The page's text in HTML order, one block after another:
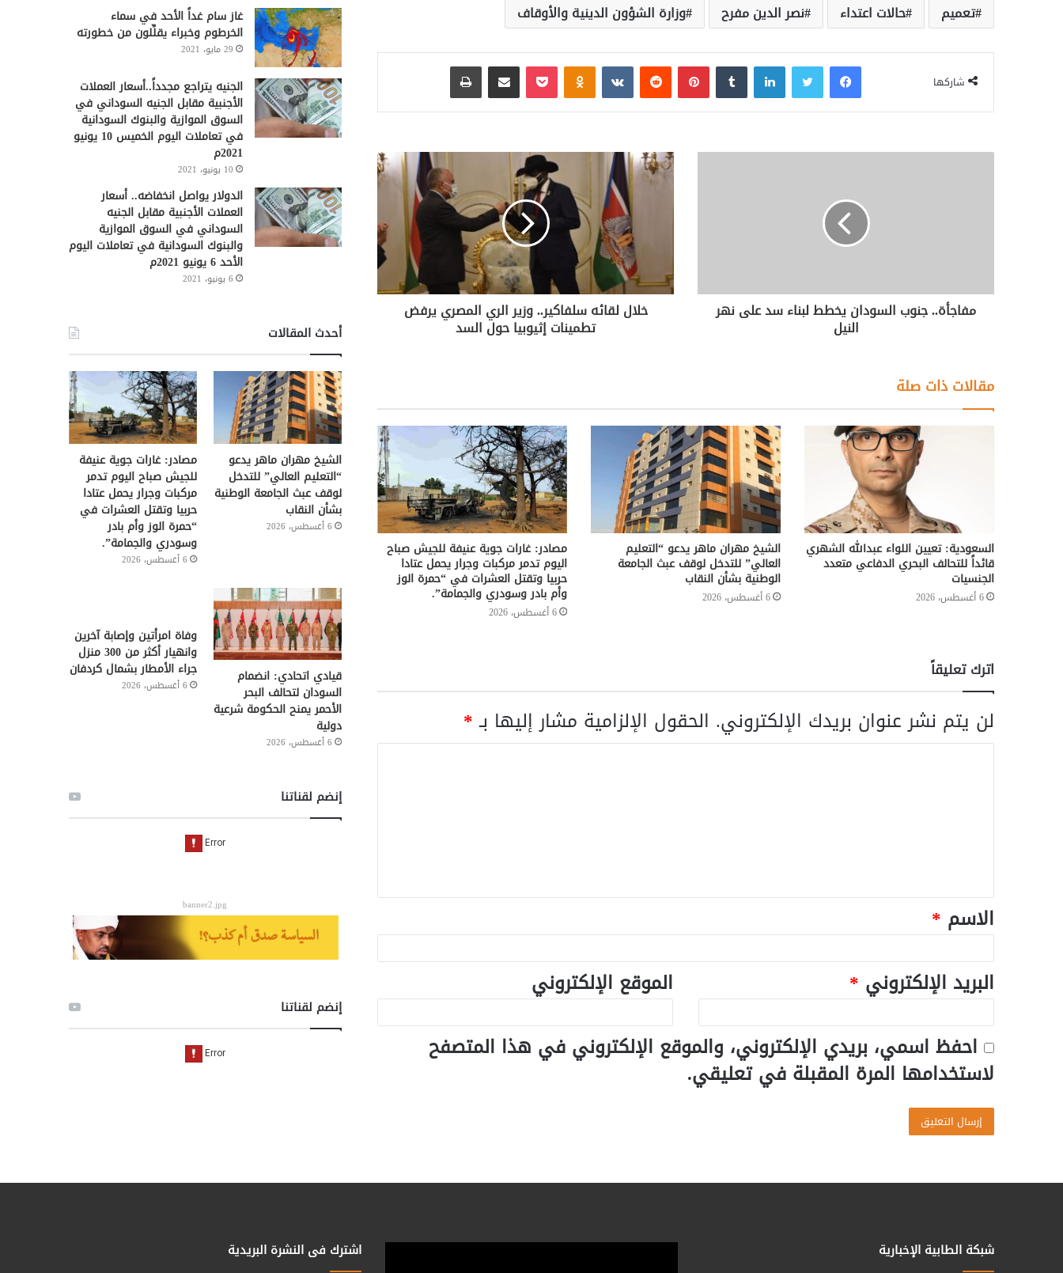
تعميم حالات اعتداء نصر الدين مفرح وزارة الشؤون الدينية والأوقاف
شاركها
فيسبوك لينكدإن بينتيريست بوكيت
مفاجأة.. جنوب السودان يخطط لبناء سد على نهر
النيل
خلال لقائه سلفاكير.. وزير الري المصري يرفض
تطمينات إثيوبيا حول السد
مقالات ذات صلة
السعودية: تعيين اللواء عبدالله الشهري
قائداً للتحالف البحري الدفاعي متعدد
الجنسيات
6 أغسطس، 2026
الشيخ مهران ماهر يدعو “التعليم
العالي” للتدخل لوقف عبث الجامعة
الوطنية بشأن النقاب
6 أغسطس، 2026
مصادر: غارات جوية عنيفة للجيش صباح
اليوم تدمر مركبات وجرار يحمل عتادا
حربيا وتقتل العشرات في “حمرة الوز
وأم بادر وسودري والجمامة”.
6 أغسطس، 2026
اترك تعليقاً
لن يتم نشر عنوان بريدك الإلكتروني. الحقول الإلزامية مشار إليها بـ*
الاسم *
البريد الإلكتروني *
الموقع الإلكتروني
احفظ اسمي، بريدي الإلكتروني، والموقع الإلكتروني في هذا المتصفح
لاستخدامها المرة المقبلة في تعليقي.
غاز سام غداً الأحد في سماء
الخرطوم وخبراء يقلِّلون من خطورته
29 مايو، 2021
الجنيه يتراجع مجدداً..أسعار العملات
الأجنبية مقابل الجنيه السوداني في
السوق الموازية والبنوك السودانية
في تعاملات اليوم الخميس 10 يونيو
2021م
10 يونيو، 2021
الدولار يواصل انخفاضه.. أسعار
العملات الأجنبية مقابل الجنيه
السوداني في السوق الموازية
والبنوك السودانية في تعاملات اليوم
الأحد 6 يونيو 2021م
6 يونيو، 2021
أحدث المقالات
الشيخ مهران ماهر يدعو
“التعليم العالي” للتدخل
لوقف عبث الجامعة الوطنية
بشأن النقاب
6 أغسطس، 2026
مصادر: غارات جوية عنيفة
للجيش صباح اليوم تدمر
مركبات وجرار يحمل عتادا
حربيا وتقتل العشرات في
“حمرة الوز وأم بادر
وسودري والجمامة”.
6 أغسطس، 2026
قيادي اتحادي: انضمام
السودان لتحالف البحر
الأحمر يمنح الحكومة شرعية
دولية
6 أغسطس، 2026
وفاة امرأتين وإصابة آخرين
وانهيار أكثر من 300 منزل
جراء الأمطار بشمال كردفان
6 أغسطس، 2026
إنضم لقناتنا
banner2.jpg
إنضم لقناتنا
شبكة الطابية الإخبارية اشترك فى النشرة البريدية